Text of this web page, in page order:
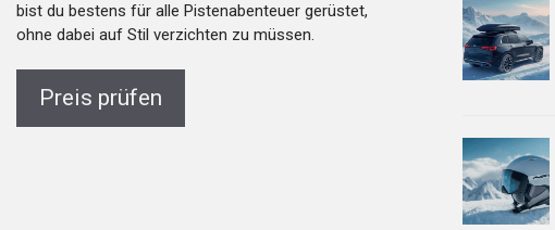
bist du bestens für alle Pistenabenteuer gerüstet,
ohne dabei auf Stil verzichten zu müssen.
Preis prüfen